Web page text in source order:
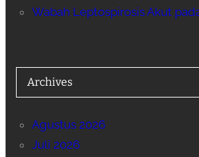
Wabah Leptospirosis Akut
Archives
Agustus 2026
Juli 2026